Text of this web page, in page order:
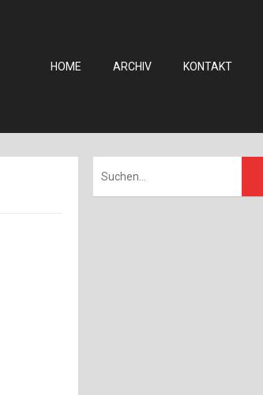
HOME ARCHIV KONTAKT